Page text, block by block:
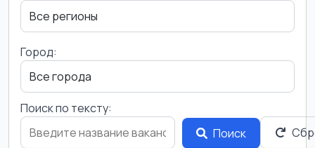
Город:
Поиск по тексту:
Поиск